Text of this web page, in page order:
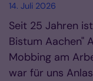
14. Juli 2026
Seit 25 Jahren
Bistum Aachen"
Mobbing am
war für uns